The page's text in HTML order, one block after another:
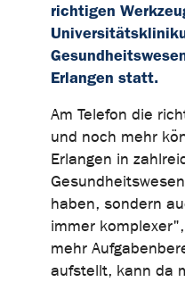
richtigen
Erlangen statt.
Am Telefon die
und noch mehr
Erlangen in
haben, sondern
immer
mehr
aufstellt, kann da